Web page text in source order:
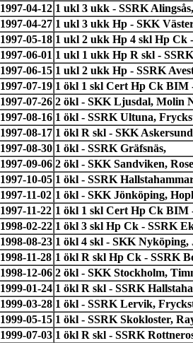
1997-04-12 1 ukl 3 ukk - SSRK
1997-04-27 1 ukl 3 ukk Hp - SKK
1997-05-18 1 ukl 2 ukk Hp 4 skl Hp Ck
1997-06-01 1 ukl 1 ukk Hp R skl -
1997-06-15 1 ukl 2 ukk Hp - SSRK
1997-07-19 1 ökl 1 skl Cert Hp Ck BIM
1997-07-26 2 ökl - SKK Ljusdal, Molin
1997-08-16 1 ökl - SSRK Ultuna,
1997-08-17 1 ökl R skl - SKK
1997-08-30 1 ökl - SSRK Gräfsnäs,
1997-09-06 2 ökl - SKK Sandviken,
1997-10-05 1 ökl - SSRK
1997-11-02 1 ökl - SKK Jönköping,
1997-11-22 1 ökl 1 skl Cert Hp Ck BIM
1998-02-22 1 ökl 3 skl Hp Ck - SSRK
1998-08-23 1 ökl 4 skl - SKK Nyköping,
1998-11-28 1 ökl R skl Hp Ck - SSRK
1998-12-06 2 ökl - SKK Stockholm,
1999-01-24 1 ökl R skl - SSRK
1999-03-28 1 ökl - SSRK Lervik,
1999-05-15 1 ökl - SSRK Skokloster,
1999-07-03 1 ökl R skl - SSRK